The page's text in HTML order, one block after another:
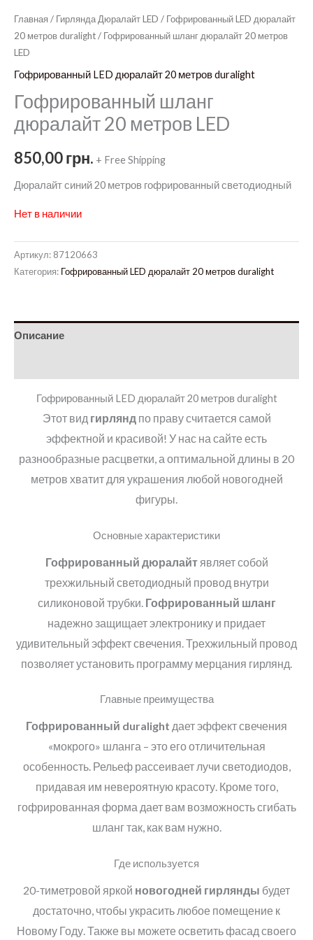
Главная / Гирлянда Дюралайт LED / Гофрированный LED дюралайт
20 метров duralight/ Гофрированный шланг дюралайт 20 метров
LED
Гофрированный LED дюралайт 20 метров duralight
Гофрированный шланг
дюралайт 20 метров LED
850,00грн. + Free Shipping
Дюралайт синий 20 метров гофрированный светодиодный
Нет в наличии
Артикул: 87120663
Категория: Гофрированный LED дюралайт 20 метров duralight
Описание
Гофрированный LED дюралайт 20 метров duralight
Этот вид гирляндпо праву считается самой
эффектной и красивой! У нас на сайте есть
разнообразные расцветки, а оптимальной длины в 20
метров хватит для украшения любой новогодней
фигуры.
Основные характеристики
Гофрированный дюралайтявляет собой
трехжильный светодиодный провод внутри
силиконовой трубки. Гофрированный шланг
надежно защищает электронику и придает
удивительный эффект свечения. Трехжильный провод
позволяет установить программу мерцания гирлянд.
Главные преимущества
Гофрированный duralight дает эффект свечения
«мокрого» шланга – это его отличительная
особенность. Рельеф рассеивает лучи светодиодов,
придавая им невероятную красоту. Кроме того,
гофрированная форма дает вам возможность сгибать
шланг так, как вам нужно.
Где используется
20-тиметровой яркой новогодней гирлянды будет
достаточно, чтобы украсить любое помещение к
Новому Году. Также вы можете осветить фасад своего